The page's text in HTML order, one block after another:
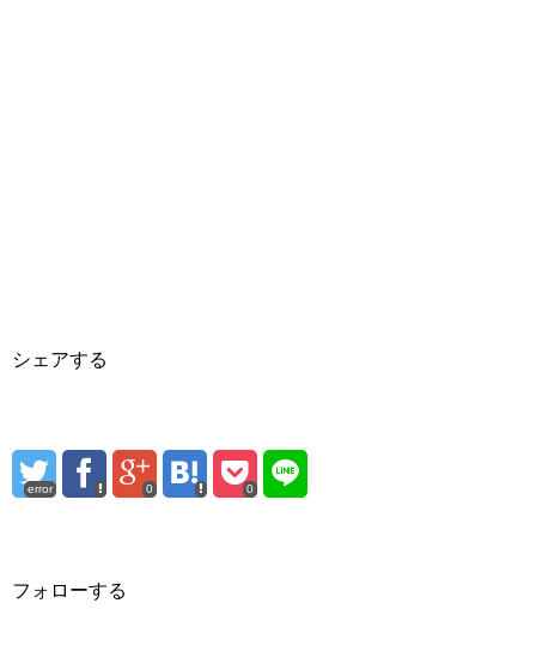
シェアする
error 0 0
フォローする